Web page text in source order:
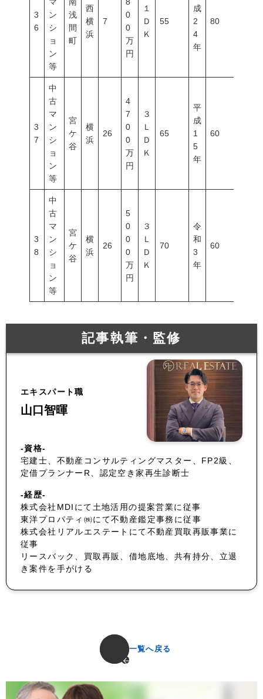
3
6
ン
シ
ョ
ン
等
浅
間
町
西
横
浜
7
0
0
万
円
１
Ｄ
Ｋ
55
成
2
4
年
80
3
7
中
古
マ
ン
シ
ョ
ン
等
宮
ケ
谷
横
浜
26
4
7
0
0
万
円
３
Ｌ
Ｄ
Ｋ
65
平
成
1
5
年
60
3
8
中
古
マ
ン
シ
ョ
ン
等
宮
ケ
谷
横
浜
26
5
0
0
0
万
円
３
Ｌ
Ｄ
Ｋ
70
令
和
3
年
60
記事執筆・監修
エキスパート職
山口智暉
-資格-
宅建士、不動産コンサルティングマスター、FP2級、
定借プランナーR、認定空き家再生診断士
-経歴-
株式会社MDIにて土地活用の提案営業に従事
東洋プロパティ㈱にて不動産鑑定事務に従事
株式会社リアルエステートにて不動産買取再販事業に
従事
リースバック、買取再販、借地底地、共有持分、立退
き案件を手がける
一覧へ戻る